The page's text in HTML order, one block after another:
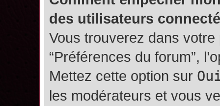
des utilisateurs
Vous trouverez dans votre
“Préférences du forum”,
Mettez cette option sur
les modérateurs et vous